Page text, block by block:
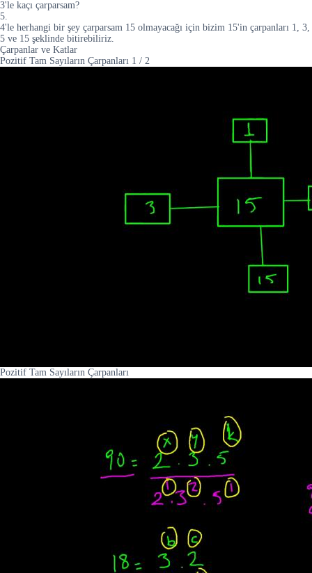
3'le kaçı çarparsam?
5.
4'le herhangi bir şey çarparsam 15 olmayacağı için bizim 15'in çarpanları 1, 3,
5 ve 15 şeklinde bitirebiliriz.
Çarpanlar ve Katlar
Pozitif Tam Sayıların Çarpanları 1 / 2
Pozitif Tam Sayıların Çarpanları